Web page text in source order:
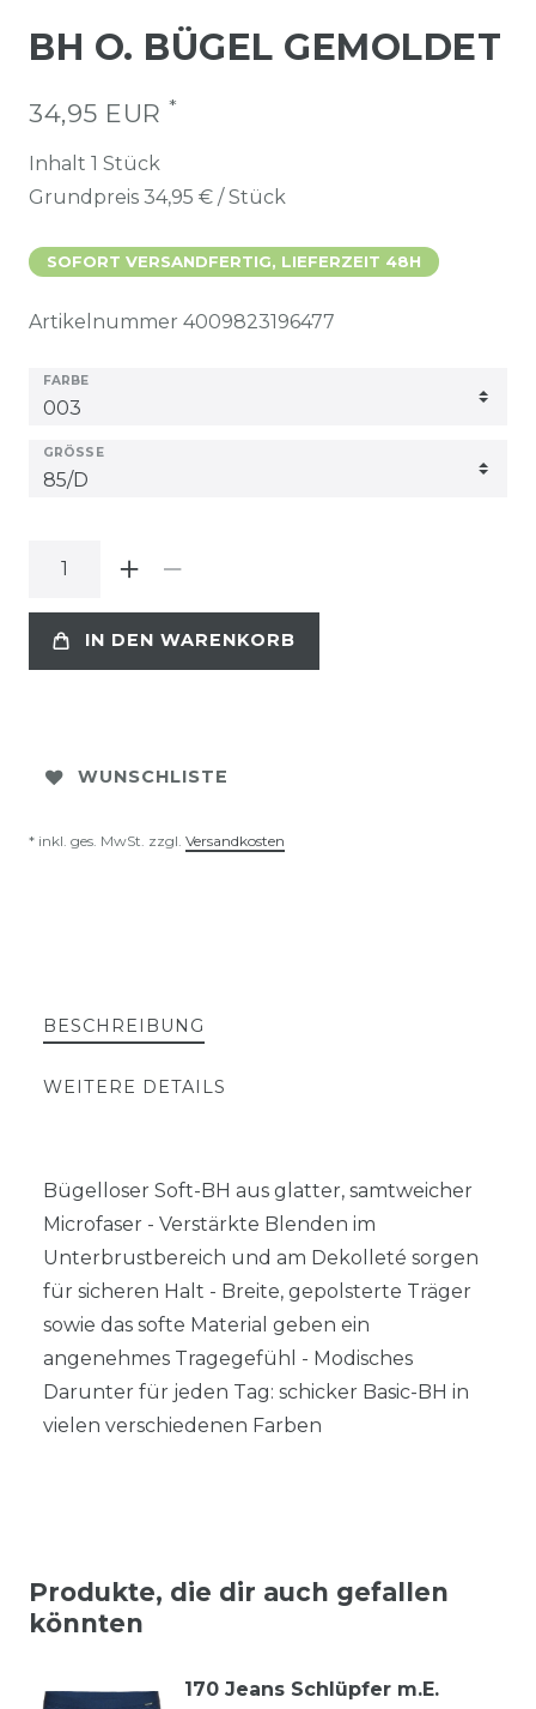
BH O. BÜGEL GEMOLDET
34,95 EUR *
Inhalt 1 Stück
Grundpreis 34,95 € / Stück
SOFORT VERSANDFERTIG, LIEFERZEIT 48H
Artikelnummer 4009823196477
FARBE
GRÖSSE
IN DEN WARENKORB
WUNSCHLISTE
* inkl. ges. MwSt. zzgl. Versandkosten
BESCHREIBUNG
WEITERE DETAILS
Bügelloser Soft-BH aus glatter, samtweicher
Microfaser - Verstärkte Blenden im
Unterbrustbereich und am Dekolleté sorgen
für sicheren Halt - Breite, gepolsterte Träger
sowie das softe Material geben ein
angenehmes Tragegefühl - Modisches
Darunter für jeden Tag: schicker Basic-BH in
vielen verschiedenen Farben
Produkte, die dir auch gefallen
könnten
170 Jeans Schlüpfer m.E.